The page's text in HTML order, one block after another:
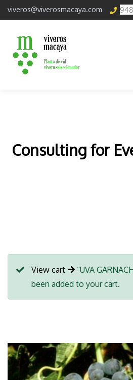
viveros@viverosmacaya.com
Consulting for
View cart
“UVA
been added to your cart.